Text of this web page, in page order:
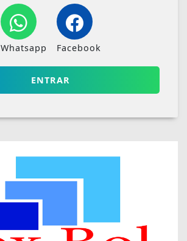
Whatsapp Facebook
ENTRAR